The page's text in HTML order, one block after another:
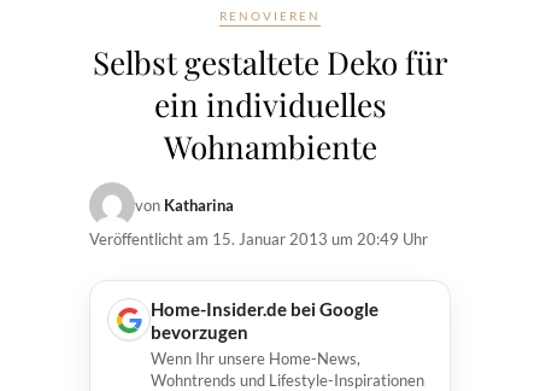
RENOVIEREN
Selbst gestaltete Deko für
ein individuelles
Wohnambiente
von Katharina
Veröffentlicht am 15. Januar 2013 um 20:49 Uhr
Home-Insider.de bei Google
bevorzugen
Wenn Ihr unsere Home-News,
Wohntrends und Lifestyle-Inspirationen